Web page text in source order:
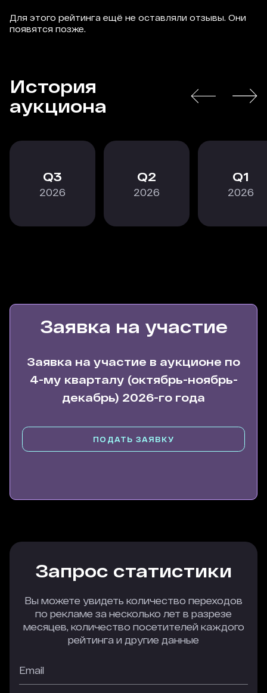
Для этого рейтинга ещё не оставляли отзывы. Они
появятся позже.
История
аукциона
3
2026
2
2026
1
2026
Заявка на участие
Заявка на участие в аукционе по
4-му кварталу (октябрь-ноябрь-
декабрь) 2026-го года
ПОДАТЬ ЗАЯВКУ
Запрос статистики
Вы можете увидеть количество переходов
по рекламе за несколько лет в разрезе
месяцев, количество посетителей каждого
рейтинга и другие данные